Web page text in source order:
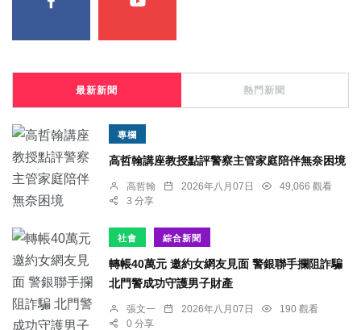
最新新聞 熱門新聞
專欄
高哲翰講座教授點評警察主管家庭陪伴無奈困境
高哲翰 2026年八月07日
49,066 觀看
3 分享
社會 綜合新聞
轉帳40萬元 邀約女網友見面 警銀聯手攔阻詐騙
北門警成功守護男子財產
張文一 2026年八月07日
190 觀看
0 分享